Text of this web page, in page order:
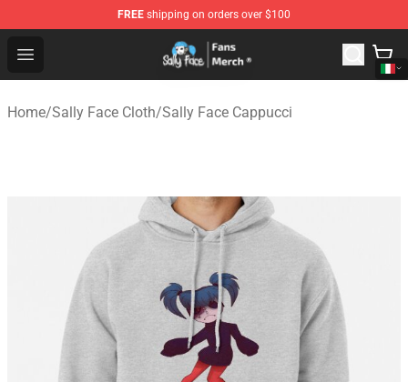
FREE shipping on orders over $100
Open menu
Sally Face Store - Official Sally Face Merchandise Shop
Home/Sally Face Cloth/Sally Face Cappucci